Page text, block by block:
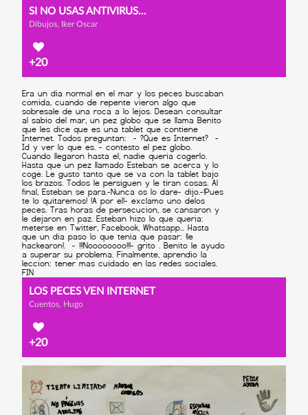
SI NO USAS ANTIVIRUS...
Dibujos, Iker Oscar
+20
LOS PECES VEN INTERNET
Cuentos, Hugo
+20